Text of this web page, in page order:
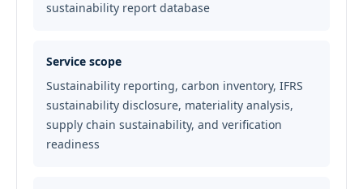
sustainability report database
Service scope
Sustainability reporting, carbon inventory, IFRS
sustainability disclosure, materiality analysis,
supply chain sustainability, and verification
readiness